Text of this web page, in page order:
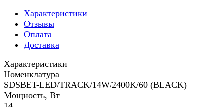
Характеристики
Отзывы
Оплата
Доставка
Характеристики
Номенклатура
SDSBET-LED/TRACK/14W/2400K/60 (BLACK)
Мощность, Вт